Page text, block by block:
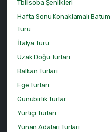
Tbilisoba Şenlikleri
Hafta Sonu Konaklamalı Batum
Turu
İtalya Turu
Uzak Doğu Turları
Balkan Turları
Ege Turları
Günübirlik Turlar
Yurtiçi Turları
Yunan Adaları Turları